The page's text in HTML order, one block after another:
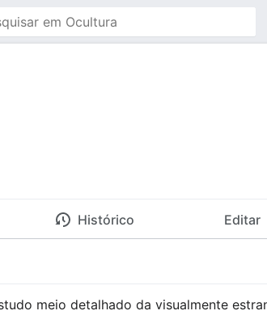
Histórico Editar
meio detalhado da visualmente